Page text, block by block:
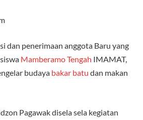
dan penerimaan anggota Baru yang
Mamberamo Tengah IMAMAT,
budaya bakar batu dan makan
Pagawak disela sela kegiatan